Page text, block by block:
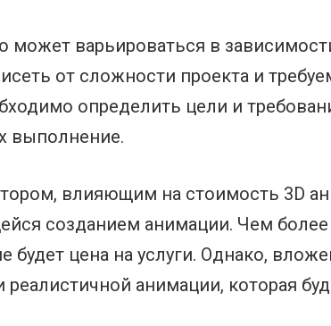
может варьироваться в
от сложности проекта и
определить цели и
выполнение.
влияющим на стоимость 3D
созданием анимации. Чем
будет цена на услуги. Однако,
реалистичной анимации, которая